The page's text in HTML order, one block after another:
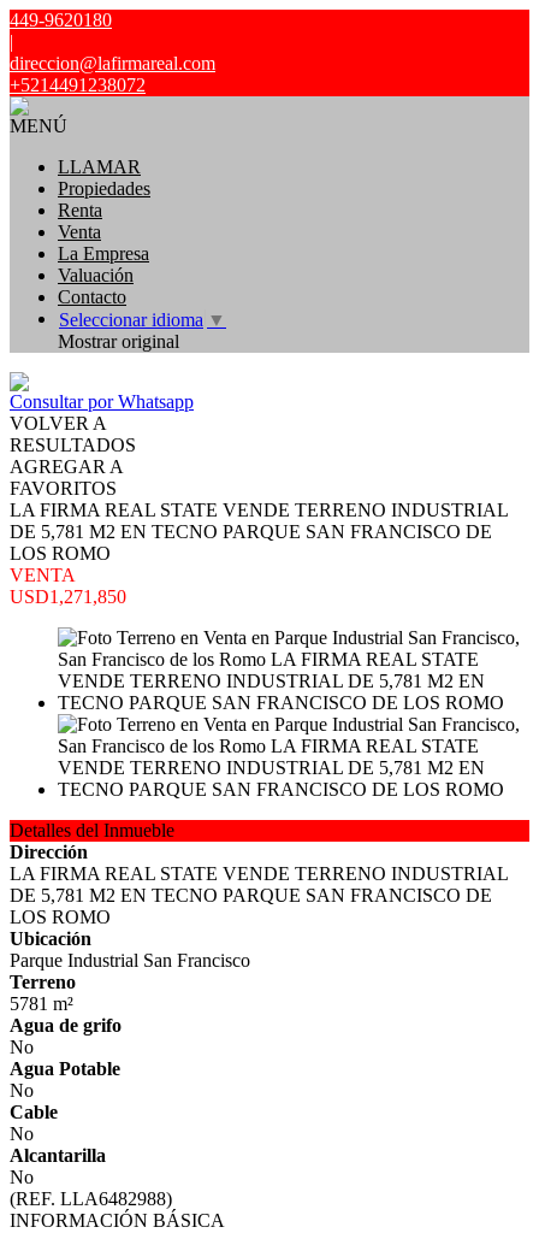
449-9620180
|
direccion@lafirmareal.com
+5214491238072
MENÚ
LLAMAR
Propiedades
Renta
Venta
La Empresa
Valuación
Contacto
Seleccionar idioma ▼
Mostrar original
Consultar por Whatsapp
VOLVER A
RESULTADOS
AGREGAR A
FAVORITOS
LA FIRMA REAL STATE VENDE TERRENO INDUSTRIAL
DE 5,781 M2 EN TECNO PARQUE SAN FRANCISCO DE
LOS ROMO
VENTA
USD1,271,850
Detalles del Inmueble
Dirección
LA FIRMA REAL STATE VENDE TERRENO INDUSTRIAL
DE 5,781 M2 EN TECNO PARQUE SAN FRANCISCO DE
LOS ROMO
Ubicación
Parque Industrial San Francisco
Terreno
5781 m²
Agua de grifo
No
Agua Potable
No
Cable
No
Alcantarilla
No
(REF. LLA6482988)
INFORMACIÓN BÁSICA